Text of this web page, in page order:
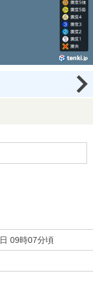
09時07分頃